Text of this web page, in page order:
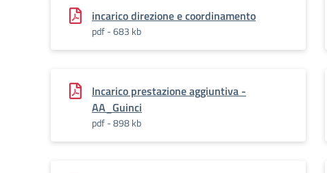
incarico direzione e coordinamento
pdf - 683 kb
Incarico prestazione aggiuntiva -
AA_Guinci
pdf - 898 kb